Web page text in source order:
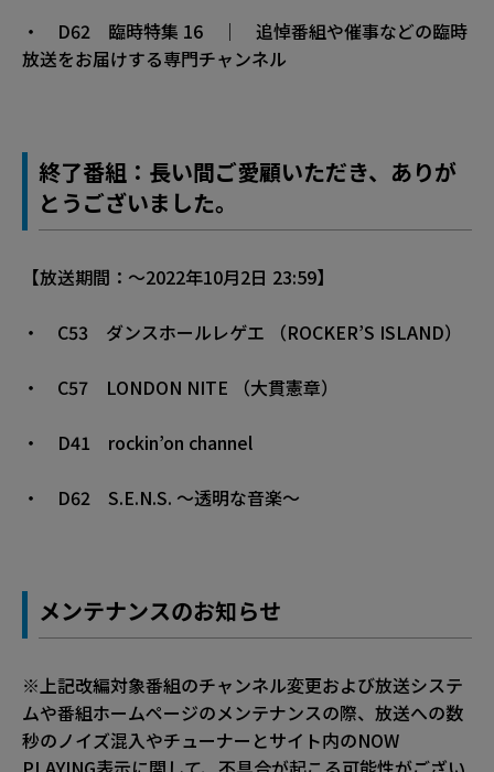
・ D62 臨時特集 16 ｜ 追悼番組や催事などの臨時
放送をお届けする専門チャンネル
終了番組：長い間ご愛顧いただき、ありが
とうございました。
【放送期間：〜2022年10月2日 23:59】
・ C53 ダンスホールレゲエ （ROCKER’S ISLAND）
・ C57 LONDON NITE （大貫憲章）
・ D41 rockin’on channel
・ D62 S.E.N.S. 〜透明な音楽〜
メンテナンスのお知らせ
※上記改編対象番組のチャンネル変更および放送システ
ムや番組ホームページのメンテナンスの際、放送への数
秒のノイズ混入やチューナーとサイト内のNOW